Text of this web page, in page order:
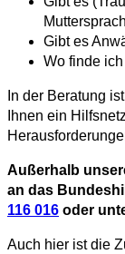
Gibt es
Wo finde
In der Beratung
Ihnen ein
Außerhalb
an das
116 016 oder
Auch hier ist die